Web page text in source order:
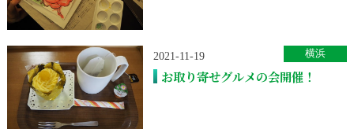
2021-11-19
お取り寄せグルメの会開催！
横浜